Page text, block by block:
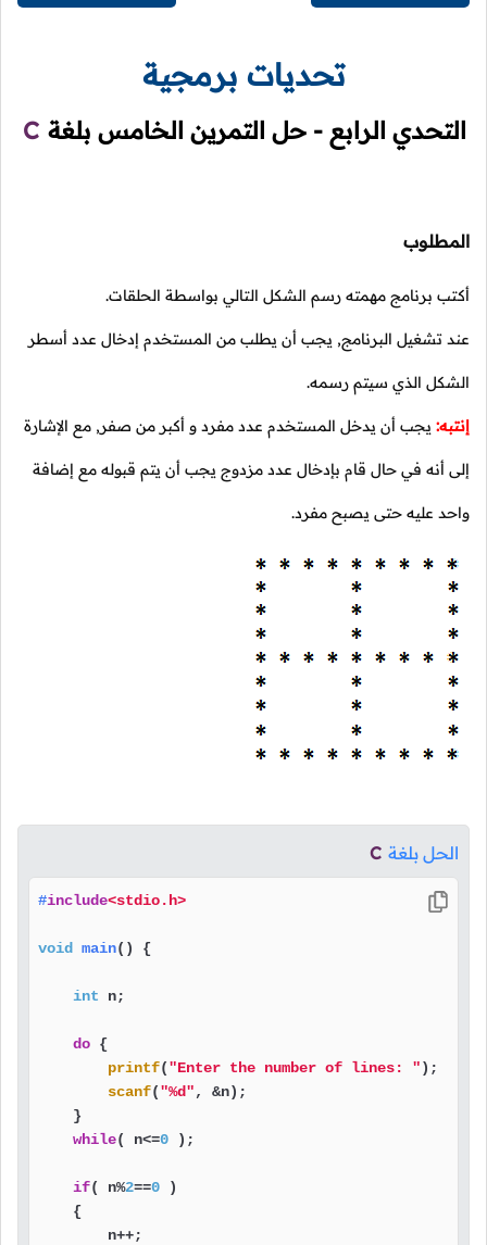
تحديات برمجية
التحدي الرابع - حل التمرين الخامس بلغة C
المطلوب
أكتب برنامج مهمته رسم الشكل التالي بواسطة الحلقات.
عند تشغيل البرنامج, يجب أن يطلب من المستخدم إدخال عدد أسطر
الشكل الذي سيتم رسمه.
إنتبه: يجب أن يدخل المستخدم عدد مفرد و أكبر من صفر, مع الإشارة
إلى أنه في حال قام بإدخال عدد مزدوج يجب أن يتم قبوله مع إضافة
واحد عليه حتى يصبح مفرد.
الحل بلغة C
#include<stdio.h>
void main() {
int n;
do {
printf("Enter the number of lines: ");
scanf("%d", &n);
    }
while( n<=0 );
if( n%2==0 )
    {
        n++;